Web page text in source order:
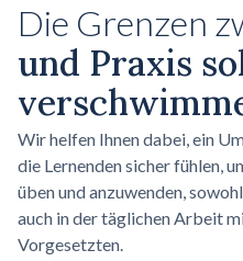
Die Grenzen
und Praxis
Wir helfen Ihnen dabei, ein
die Lernenden sicher fühlen,
üben und anzuwenden,
auch in der täglichen Arbeit
Vorgesetzten.